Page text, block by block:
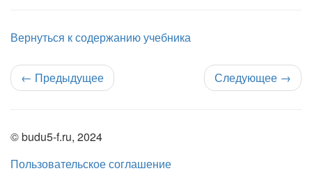
Вернуться к содержанию учебника
← Предыдущее Следующее →
© budu5-f.ru, 2024
Пользовательское соглашение